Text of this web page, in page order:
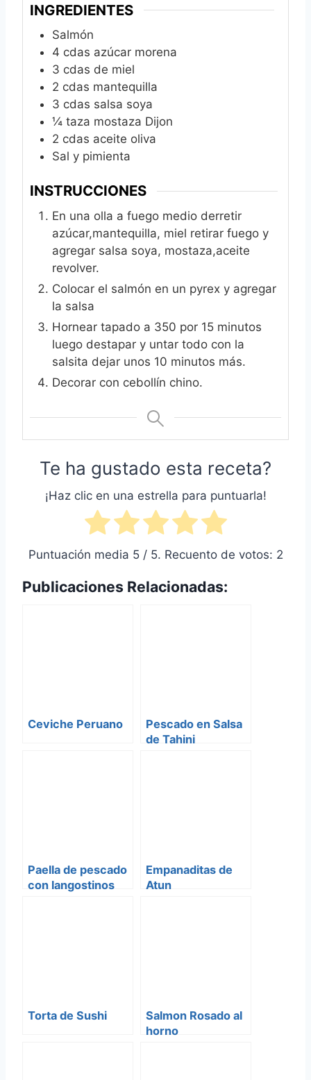
INGREDIENTES
Salmón
4 cdas azúcar morena
3 cdas de miel
2 cdas mantequilla
3 cdas salsa soya
¼ taza mostaza Dijon
2 cdas aceite oliva
Sal y pimienta
INSTRUCCIONES
En una olla a fuego medio derretir
azúcar,mantequilla, miel retirar fuego y
agregar salsa soya, mostaza,aceite
revolver.
Colocar el salmón en un pyrex y agregar
la salsa
Hornear tapado a 350 por 15 minutos
luego destapar y untar todo con la
salsita dejar unos 10 minutos más.
Decorar con cebollín chino.
Te ha gustado esta receta?
¡Haz clic en una estrella para puntuarla!
Puntuación media 5/ 5. Recuento de votos: 2
Publicaciones Relacionadas:
Ceviche Peruano
Pescado en Salsa
de Tahini
Paella de pescado
con langostinos
Empanaditas de
Atun
Torta de Sushi
Salmon Rosado al
horno